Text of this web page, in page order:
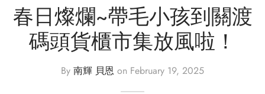
春日燦爛~帶毛小孩到關渡
碼頭貨櫃市集放風啦！
By 南輝 貝恩 on February 19, 2025